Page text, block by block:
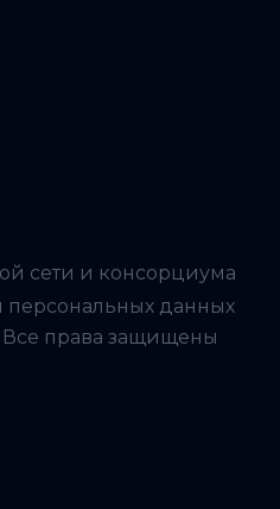
сети и консорциума
персональных данных
Все права защищены